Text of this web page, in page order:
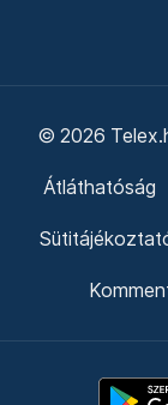
© 2026
Átláthatóság